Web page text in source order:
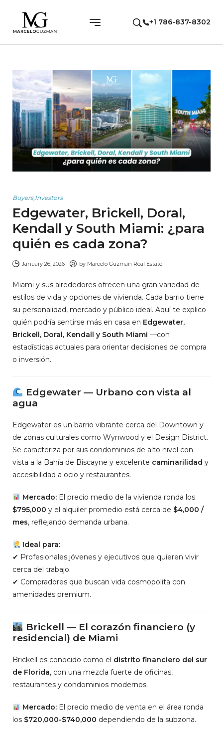
+1 786-837-8302
Buyers,Investors
Edgewater, Brickell, Doral,
Kendall y South Miami: ¿para
quién es cada zona?
January 26, 2026 by Marcelo Guzman Real Estate
Miami y sus alrededores ofrecen una gran variedad de
estilos de vida y opciones de vivienda. Cada barrio tiene
su personalidad, mercado y público ideal. Aquí te explico
quién podría sentirse más en casa en Edgewater,
Brickell, Doral, Kendall y South Miami —con
estadísticas actuales para orientar decisiones de compra
o inversión.
Edgewater — Urbano con vista al
agua
Edgewater es un barrio vibrante cerca del Downtown y
de zonas culturales como Wynwood y el Design District.
Se caracteriza por sus condominios de alto nivel con
vista a la Bahía de Biscayne y excelente caminarilidad y
accesibilidad a ocio y restaurantes.
Mercado:El precio medio de la vivienda ronda los
$795,000 y el alquiler promedio está cerca de $4,000 /
mes, reflejando demanda urbana.
Ideal para:
✔ Profesionales jóvenes y ejecutivos que quieren vivir
cerca del trabajo.
✔ Compradores que buscan vida cosmopolita con
amenidades premium.
Brickell — El corazón financiero (y
residencial) de Miami
Brickell es conocido como el distrito financiero del sur
de Florida, con una mezcla fuerte de oficinas,
restaurantes y condominios modernos.
Mercado:El precio medio de venta en el área ronda
los $720,000-$740,000 dependiendo de la subzona.